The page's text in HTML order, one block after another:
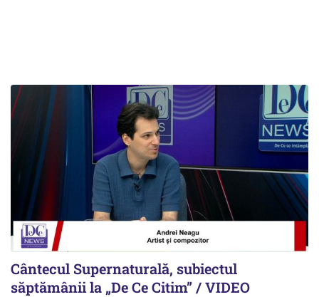
Cântecul Supernaturală, subiectul
săptămânii la „De Ce Citim” / VIDEO